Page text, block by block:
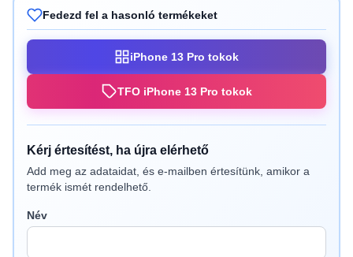
Fedezd fel a hasonló termékeket
iPhone 13 Pro tokok
TFO iPhone 13 Pro tokok
Kérj értesítést, ha újra elérhető
Add meg az adataidat, és e-mailben értesítünk, amikor a
termék ismét rendelhető.
Név